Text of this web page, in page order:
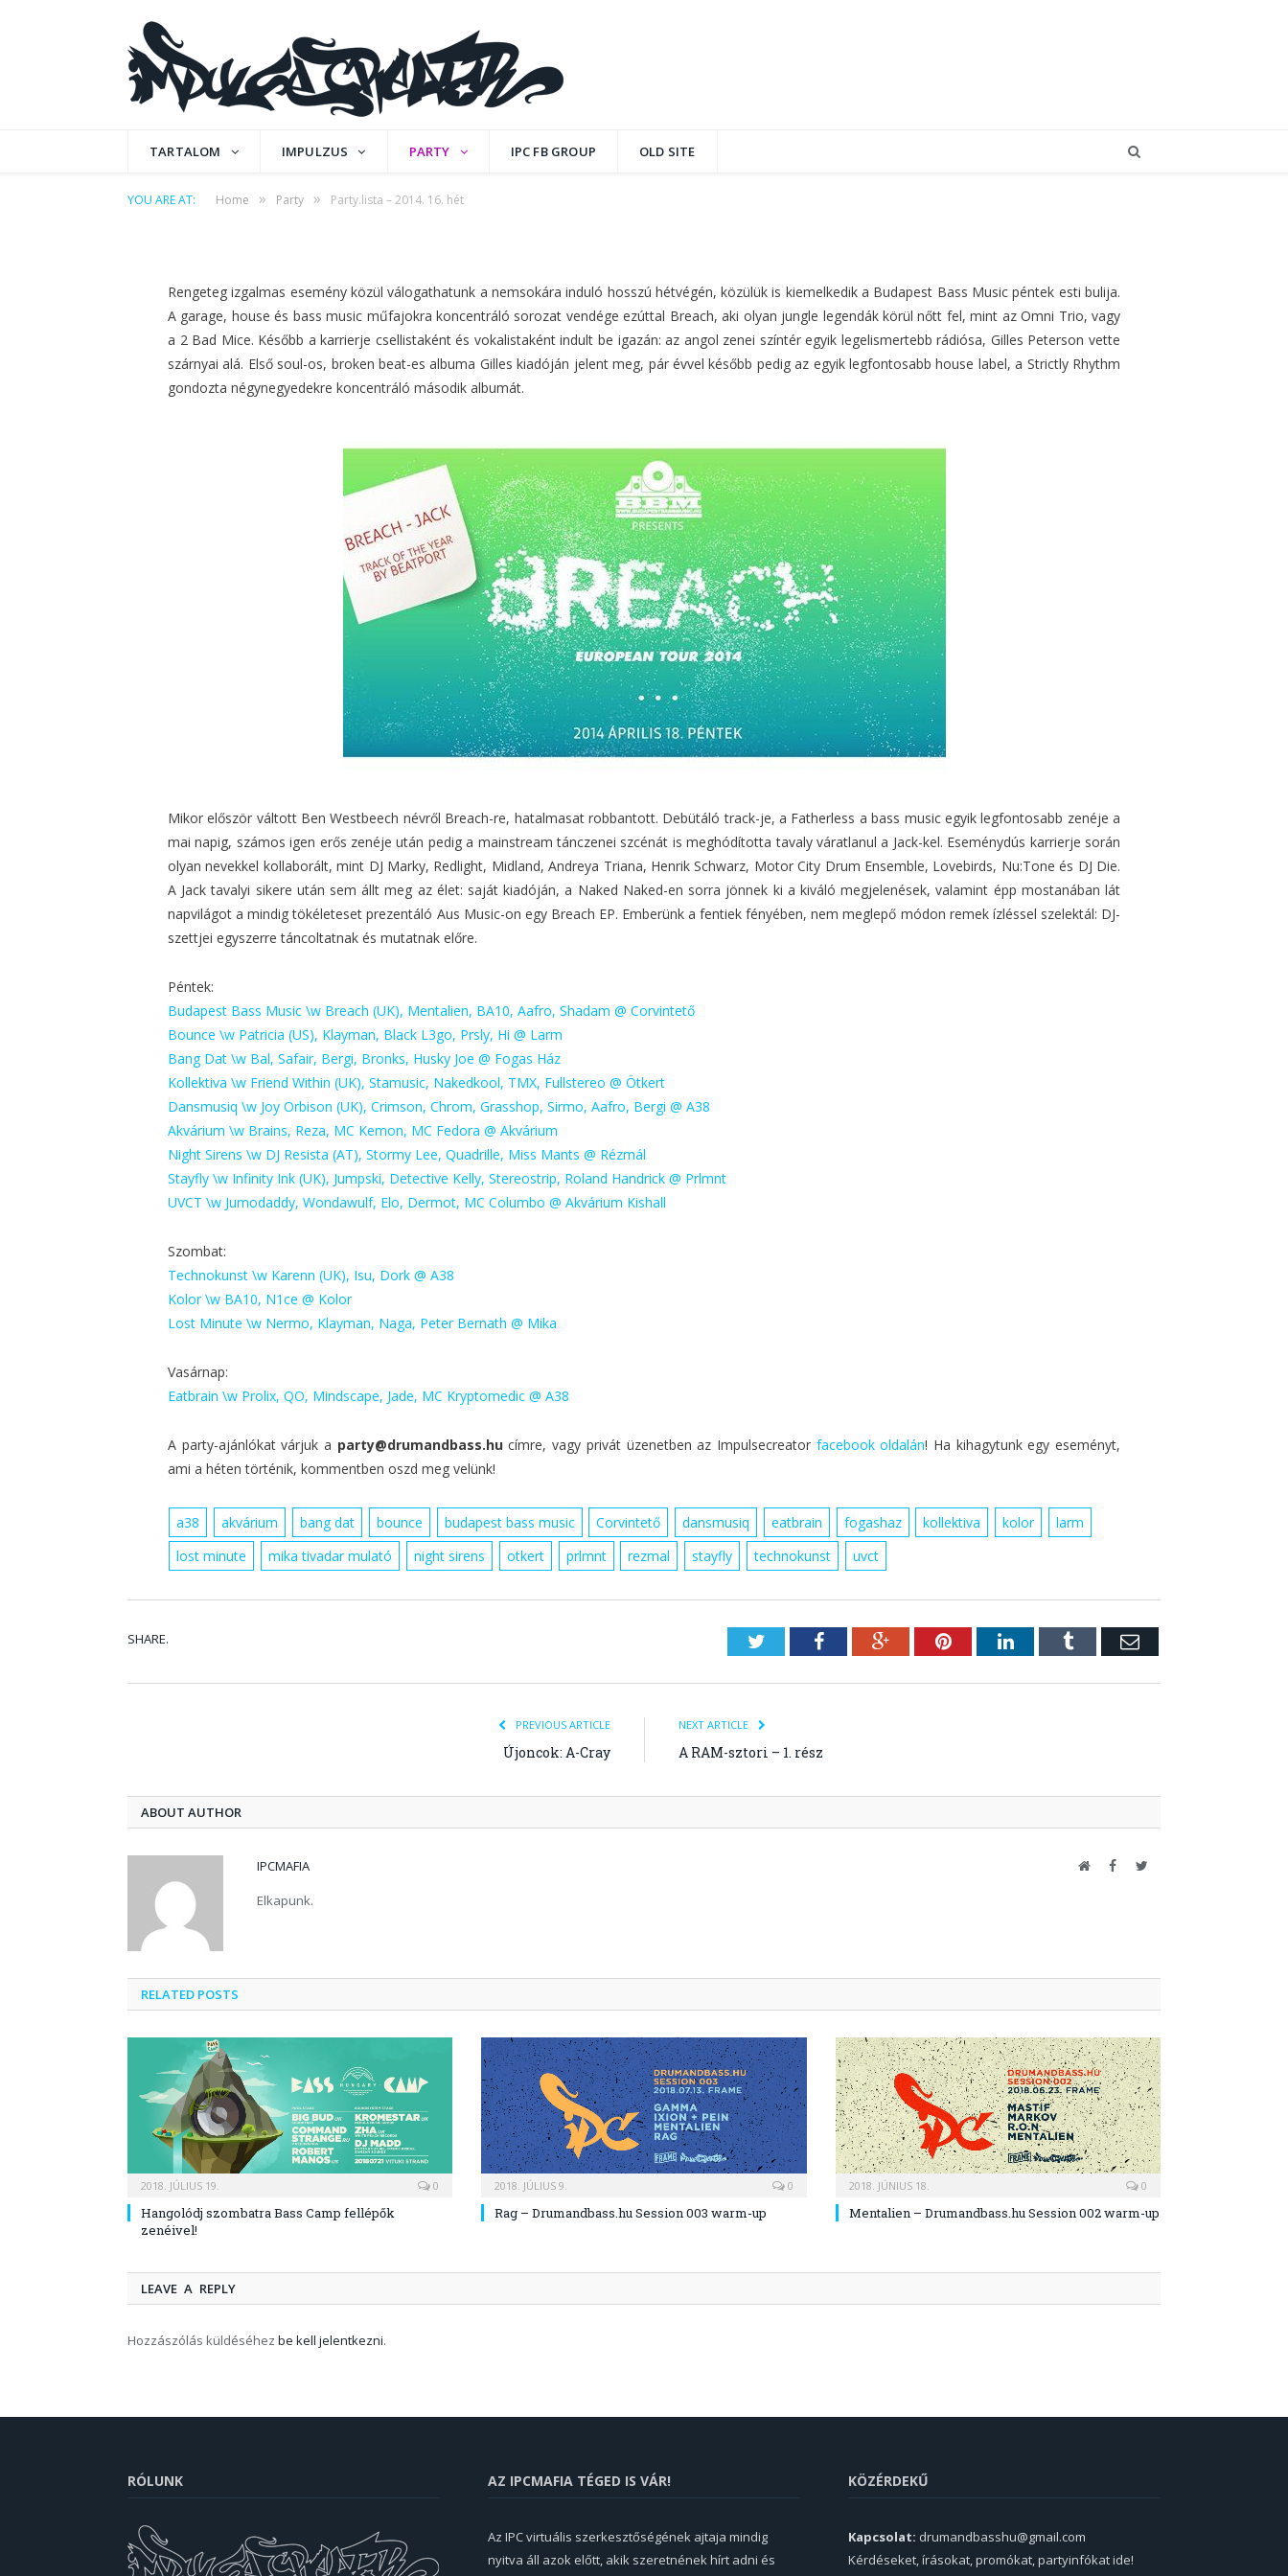
TARTALOM IMPULZUS PARTY IPC FB GROUP OLD SITE
YOU ARE AT: Home » Party » Party.lista – 2014. 16. hét
PARTY
Party.lista – 2014. 16. hét
by IPCMAFIA on 2014. ÁPRILIS 17. 0 COMMENTS
Rengeteg izgalmas esemény közül válogathatunk a nemsokára induló hosszú hétvégén, közülük is kiemelkedik a Budapest Bass Music péntek esti bulija.
A garage, house és bass music műfajokra koncentráló sorozat vendége ezúttal Breach, aki olyan jungle legendák körül nőtt fel, mint az Omni Trio, vagy
a 2 Bad Mice. Később a karrierje csellistaként és vokalistaként indult be igazán: az angol zenei színtér egyik legelismertebb rádiósa, Gilles Peterson vette
szárnyai alá. Első soul-os, broken beat-es albuma Gilles kiadóján jelent meg, pár évvel később pedig az egyik legfontosabb house label, a Strictly Rhythm
gondozta négynegyedekre koncentráló második albumát.
Mikor először váltott Ben Westbeech névről Breach-re, hatalmasat robbantott. Debütáló track-je, a Fatherless a bass music egyik legfontosabb zenéje a
mai napig, számos igen erős zenéje után pedig a mainstream tánczenei szcénát is meghódította tavaly váratlanul a Jack-kel. Eseménydús karrierje során
olyan nevekkel kollaborált, mint DJ Marky, Redlight, Midland, Andreya Triana, Henrik Schwarz, Motor City Drum Ensemble, Lovebirds, Nu:Tone és DJ Die.
A Jack tavalyi sikere után sem állt meg az élet: saját kiadóján, a Naked Naked-en sorra jönnek ki a kiváló megjelenések, valamint épp mostanában lát
napvilágot a mindig tökéleteset prezentáló Aus Music-on egy Breach EP. Emberünk a fentiek fényében, nem meglepő módon remek ízléssel szelektál: DJ-
szettjei egyszerre táncoltatnak és mutatnak előre.
Péntek:
Budapest Bass Music \w Breach (UK), Mentalien, BA10, Aafro, Shadam @ Corvintető
Bounce \w Patricia (US), Klayman, Black L3go, Prsly, Hi @ Larm
Bang Dat \w Bal, Safair, Bergi, Bronks, Husky Joe @ Fogas Ház
Kollektiva \w Friend Within (UK), Stamusic, Nakedkool, TMX, Fullstereo @ Ötkert
Dansmusiq \w Joy Orbison (UK), Crimson, Chrom, Grasshop, Sirmo, Aafro, Bergi @ A38
Akvárium \w Brains, Reza, MC Kemon, MC Fedora @ Akvárium
Night Sirens \w DJ Resista (AT), Stormy Lee, Quadrille, Miss Mants @ Rézmál
Stayfly \w Infinity Ink (UK), Jumpski, Detective Kelly, Stereostrip, Roland Handrick @ Prlmnt
UVCT \w Jumodaddy, Wondawulf, Elo, Dermot, MC Columbo @ Akvárium Kishall
Szombat:
Technokunst \w Karenn (UK), Isu, Dork @ A38
Kolor \w BA10, N1ce @ Kolor
Lost Minute \w Nermo, Klayman, Naga, Peter Bernath @ Mika
Vasárnap:
Eatbrain \w Prolix, QO, Mindscape, Jade, MC Kryptomedic @ A38
A party-ajánlókat várjuk a party@drumandbass.hucímre, vagy privát üzenetben az Impulsecreator facebook oldalán! Ha kihagytunk egy eseményt,
ami a héten történik, kommentben oszd meg velünk!
a38 akvárium bang dat bounce budapest bass music Corvintető dansmusiq eatbrain fogashaz kollektiva kolor
larm
lost minute
mika tivadar mulató night sirens otkert prlmnt rezmal stayfly technokunst uvct
SHARE. TwitterFacebookGoogle+PinterestLinkedInTumblr Email
PREVIOUS ARTICLE
Újoncok: A-Cray
NEXT ARTICLE
A RAM-sztori – 1. rész
ABOUT AUTHOR
IPCMAFIA WebsiteFacebookTwitter
Elkapunk.
RELATED POSTS
2018. JÚLIUS 19. 0
Hangolódj szombatra Bass Camp fellépők
zenéivel!
2018. JÚLIUS 9. 0
Rag – Drumandbass.hu Session 003 warm-up
2018. JÚNIUS 18. 0
Mentalien – Drumandbass.hu Session 002 warm-up
LEAVE A REPLY
Hozzászólás küldéséhez be kell jelentkezni.
RÓLUNK AZ IPCMAFIA TÉGED IS VÁR!
Az IPC virtuális szerkesztőségének ajtaja mindig
nyitva áll azok előtt, akik szeretnének hírt adni és
KÖZÉRDEKŰ
Kapcsolat: drumandbasshu@gmail.com
Kérdéseket, írásokat, promókat, partyinfókat ide!